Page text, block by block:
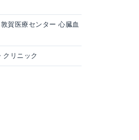
賀医療センター 心臓血
クリニック